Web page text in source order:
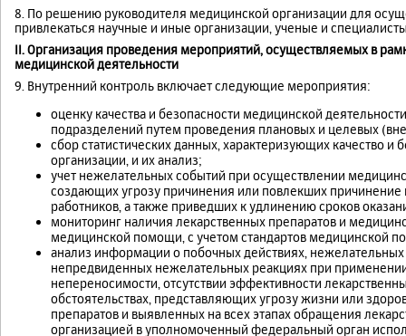
8. По решению руководителя медицинской организации для
привлекаться научные и иные организации, ученые и
II.Организация проведения мероприятий, осуществляемых в
медицинской деятельности
9. Внутренний контроль включает следующие мероприятия:
оценку качества и безопасности медицинской
подразделений путем проведения плановых и целевых
сбор статистических данных, характеризующих качество
организации, и их анализ;
учет нежелательных событий при осуществлении
создающих угрозу причинения или повлекших
работников, а также приведших к удлинению сроков
мониторинг наличия лекарственных препаратов и
медицинской помощи, с учетом стандартов медицинской
анализ информации о побочных действиях,
непредвиденных нежелательных реакциях при
непереносимости, отсутствии эффективности
обстоятельствах, представляющих угрозу жизни или
препаратов и выявленных на всех этапах обращения
организацией в уполномоченный федеральный орган